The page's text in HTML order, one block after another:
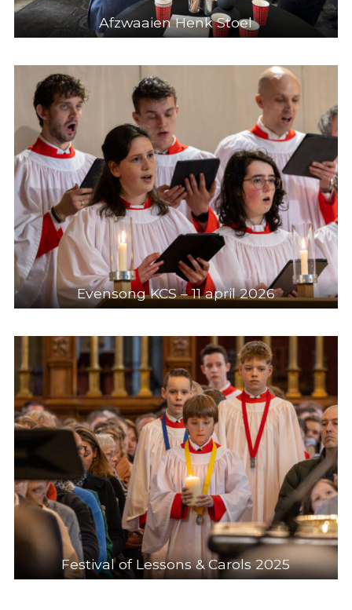
Afzwaaien Henk Stoel
Evensong KCS – 11 april 2026
Festival of Lessons & Carols 2025